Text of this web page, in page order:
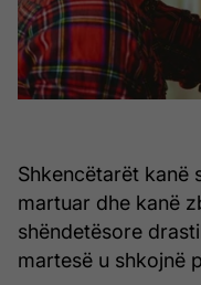
Shkencëtarët kanë
martuar dhe kanë
shëndetësore
martesë u shkojnë